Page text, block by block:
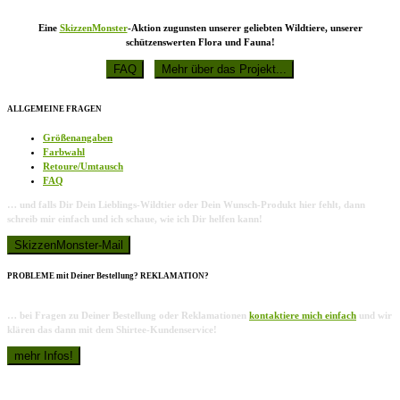
Eine SkizzenMonster-Aktion zugunsten unserer geliebten Wildtiere, unserer
schützenswerten Flora und Fauna!
ALLGEMEINE FRAGEN
Größenangaben
Farbwahl
Retoure/Umtausch
FAQ
… und falls Dir Dein Lieblings-Wildtier oder Dein Wunsch-Produkt hier fehlt, dann
schreib mir einfach und ich schaue, wie ich Dir helfen kann!
PROBLEME mit Deiner Bestellung? REKLAMATION?
… bei Fragen zu Deiner Bestellung oder Reklamationen kontaktiere mich einfach und wir
klären das dann mit dem Shirtee-Kundenservice!